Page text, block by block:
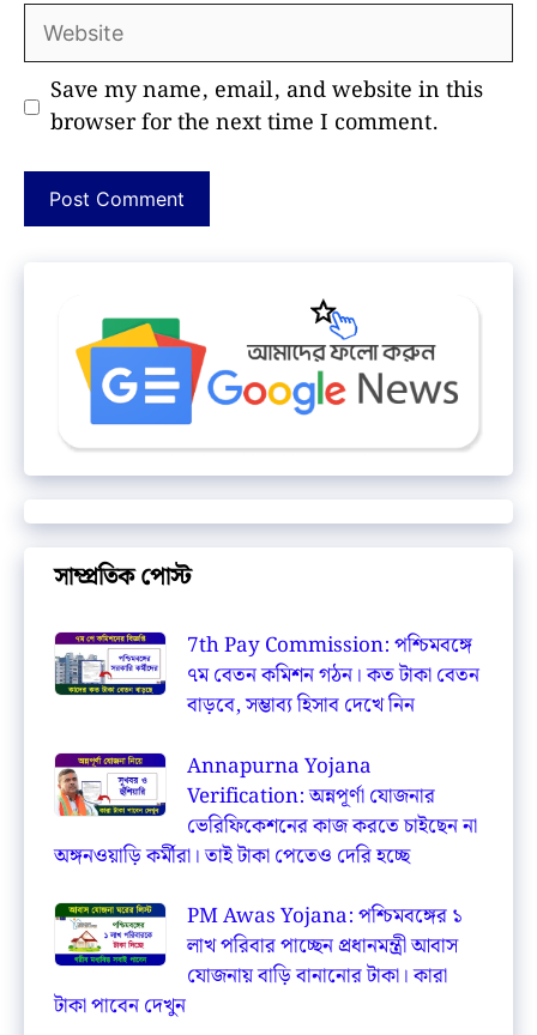
Website
Save my name, email, and website in this
browser for the next time I comment.
সাম্প্রতিক পোস্ট
7th Pay Commission: পশ্চিমবঙ্গে
৭ম বেতন কমিশন গঠন। কত টাকা বেতন
বাড়বে, সম্ভাব্য হিসাব দেখে নিন
Annapurna Yojana
Verification: অন্নপূর্ণা যোজনার
ভেরিফিকেশনের কাজ করতে চাইছেন না
অঙ্গনওয়াড়ি কর্মীরা। তাই টাকা পেতেও দেরি হচ্ছে
PM Awas Yojana: পশ্চিমবঙ্গের ১
লাখ পরিবার পাচ্ছেন প্রধানমন্ত্রী আবাস
যোজনায় বাড়ি বানানোর টাকা। কারা
টাকা পাবেন দেখুন